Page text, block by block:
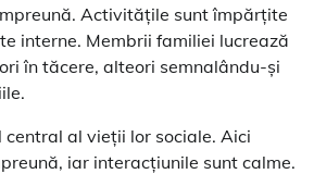
Activitățile sunt împărțite
interne. Membrii familiei lucrează
în tăcere, alteori semnalându-și
al vieții lor sociale. Aici
iar interacțiunile sunt calme.